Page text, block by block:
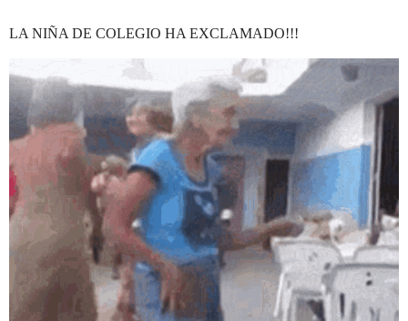
LA NIÑA DE COLEGIO HA EXCLAMADO!!!